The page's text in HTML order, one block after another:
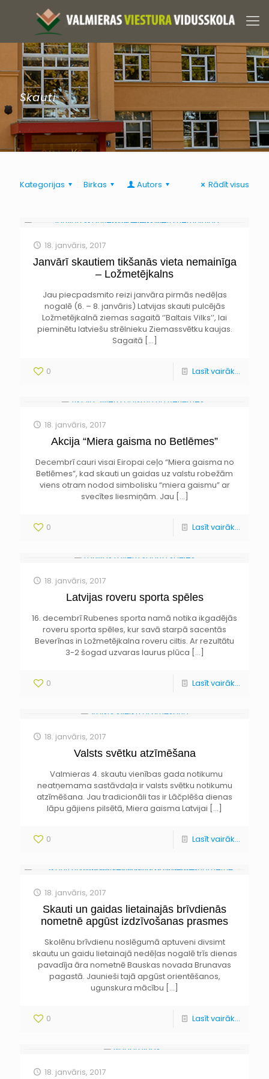
Skauti
Kategorijas Birkas Autors Rādīt visus
18. janvāris, 2017
Janvārī skautiem tikšanās vieta nemainīga
– Ložmetējkalns
Jau piecpadsmito reizi janvāra pirmās nedēļas
nogalē (6. – 8. janvāris) Latvijas skauti pulcējās
Ložmetējkalnā ziemas sagaitā ‘’Baltais Vilks’’, lai
pieminētu latviešu strēlnieku Ziemassvētku kaujas.
Sagaitā […]
0 Lasīt vairāk...
18. janvāris, 2017
Akcija “Miera gaisma no Betlēmes”
Decembrī cauri visai Eiropai ceļo “Miera gaisma no
Betlēmes”, kad skauti un gaidas uz valstu robežām
viens otram nodod simbolisku “miera gaismu” ar
svecītes liesmiņām. Jau […]
0 Lasīt vairāk...
18. janvāris, 2017
Latvijas roveru sporta spēles
16. decembrī Rubenes sporta namā notika ikgadējās
roveru sporta spēles, kur savā starpā sacentās
Beverīnas in Ložmetējkalna roveru ciltis. Ar rezultātu
3-2 šogad uzvaras laurus plūca […]
0 Lasīt vairāk...
18. janvāris, 2017
Valsts svētku atzīmēšana
Valmieras 4. skautu vienības gada notikumu
neatņemama sastāvdaļa ir valsts svētku notikumu
atzīmēšana. Jau tradicionāli tas ir Lāčplēša dienas
lāpu gājiens pilsētā, Miera gaisma Latvijai […]
0 Lasīt vairāk...
18. janvāris, 2017
Skauti un gaidas lietainajās brīvdienās
nometnē apgūst izdzīvošanas prasmes
Skolēnu brīvdienu noslēgumā aptuveni divsimt
skautu un gaidu lietainajā nedēļas nogalē trīs dienas
pavadīja āra nometnē Bauskas novada Brunavas
pagastā. Jaunieši tajā apgūst orientēšanos,
ugunskura mācību […]
0 Lasīt vairāk...
18. janvāris, 2017